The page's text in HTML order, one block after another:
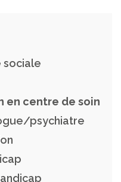
sociale
en centre de soin
psychiatre